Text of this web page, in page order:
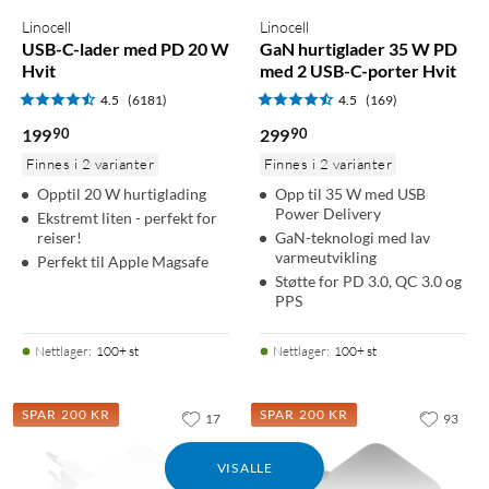
Linocell
USB-C-lader med PD 20 W
Hvit
4.5 (6181)
19990
Finnes i 2 varianter
Opptil 20 W hurtiglading
Ekstremt liten - perfekt for
reiser!
Perfekt til Apple Magsafe
Nettlager: 100+ st
Linocell
GaN hurtiglader 35 W PD
med 2 USB-C-porter Hvit
4.5 (169)
29990
Finnes i 2 varianter
Opp til 35 W med USB
Power Delivery
GaN-teknologi med lav
varmeutvikling
Støtte for PD 3.0, QC 3.0 og
PPS
Nettlager: 100+ st
VIS ALLE
SPAR 200 KR 17 SPAR 200 KR 93